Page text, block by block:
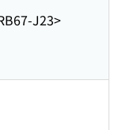
J23>